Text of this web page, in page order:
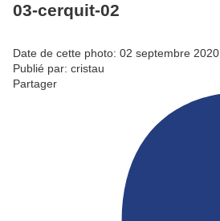
03-cerquit-02
Date de cette photo: 02 septembre 2020
Publié par: cristau
Partager